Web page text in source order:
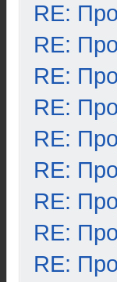
RE:
RE:
RE:
RE:
RE:
RE:
RE:
RE:
RE: